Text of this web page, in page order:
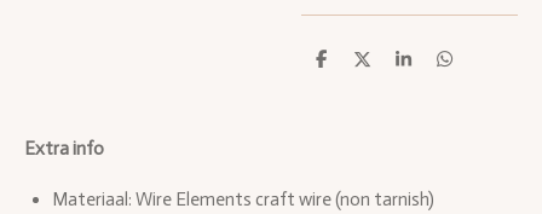
D
D
S
D
Extra info
Materiaal: Wire Elements craft wire (non tarnish)